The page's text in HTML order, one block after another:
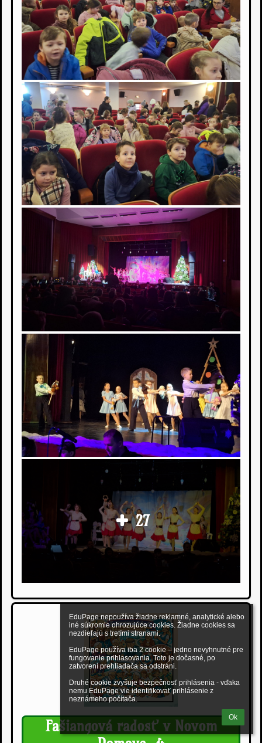
EduPage nepoužíva žiadne reklamné, analytické alebo
iné súkromie ohrozujúce cookies. Žiadne cookies sa
nezdieľajú s tretími stranami.
EduPage používa iba 2 cookie – jedno nevyhnutné pre
fungovanie prihlasovania. Toto je dočasné, po
zatvorení prehliadača sa odstráni.
Druhé cookie zvyšuje bezpečnosť prihlásenia - vďaka
nemu EduPage vie identifikovať prihlásenie z
neznámeho počítača.
Ok
27
Fašiangová radosť v Novom